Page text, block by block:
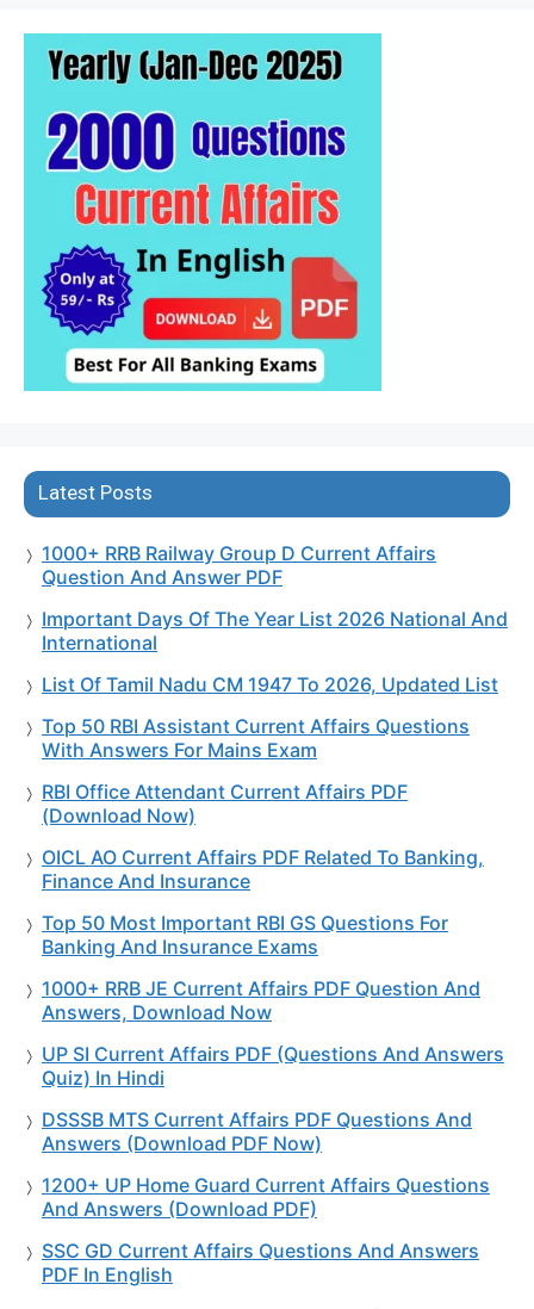
Latest Posts
1000+ RRB Railway Group D Current Affairs
Question And Answer PDF
Important Days Of The Year List 2026 National And
International
List Of Tamil Nadu CM 1947 To 2026, Updated List
Top 50 RBI Assistant Current Affairs Questions
With Answers For Mains Exam
RBI Office Attendant Current Affairs PDF
(Download Now)
OICL AO Current Affairs PDF Related To Banking,
Finance And Insurance
Top 50 Most Important RBI GS Questions For
Banking And Insurance Exams
1000+ RRB JE Current Affairs PDF Question And
Answers, Download Now
UP SI Current Affairs PDF (Questions And Answers
Quiz) In Hindi
DSSSB MTS Current Affairs PDF Questions And
Answers (Download PDF Now)
1200+ UP Home Guard Current Affairs Questions
And Answers (Download PDF)
SSC GD Current Affairs Questions And Answers
PDF In English